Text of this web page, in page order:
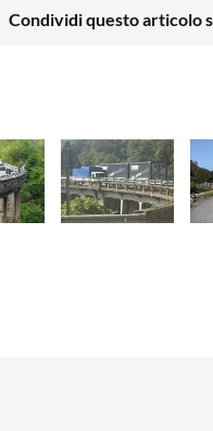
Condividi questo articolo